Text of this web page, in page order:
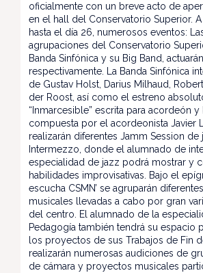
oficialmente con un breve acto de
en el hall del Conservatorio Superior.
hasta el día 26, numerosos eventos:
agrupaciones del Conservatorio
Banda Sinfónica y su Big Band,
respectivamente. La Banda Sinfónica
de Gustav Holst, Darius Milhaud,
der Roost, así como el estreno
“Inmarcesible” escrita para acordeón y
compuesta por el acordeonista Javier
realizarán diferentes Jamm Session de
Intermezzo, donde el alumnado de
especialidad de jazz podrá mostrar y
habilidades improvisativas. Bajo el
escucha CSMN’ se agruparán
musicales llevadas a cabo por gran
del centro. El alumnado de la
Pedagogía también tendrá su espacio
los proyectos de sus Trabajos de Fin
realizarán numerosas audiciones de
de cámara y proyectos musicales